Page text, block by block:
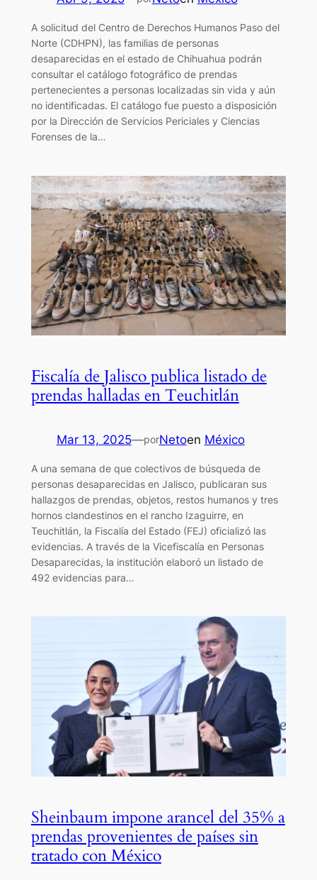
A solicitud del Centro de Derechos Humanos Paso del
Norte (CDHPN), las familias de personas
desaparecidas en el estado de Chihuahua podrán
consultar el catálogo fotográfico de prendas
pertenecientes a personas localizadas sin vida y aún
no identificadas. El catálogo fue puesto a disposición
por la Dirección de Servicios Periciales y Ciencias
Forenses de la…
Fiscalía de Jalisco publica listado de
prendas halladas en Teuchitlán
Mar 13, 2025—porNetoen México
A una semana de que colectivos de búsqueda de
personas desaparecidas en Jalisco, publicaran sus
hallazgos de prendas, objetos, restos humanos y tres
hornos clandestinos en el rancho Izaguirre, en
Teuchitlán, la Fiscalía del Estado (FEJ) oficializó las
evidencias. A través de la Vicefiscalía en Personas
Desaparecidas, la institución elaboró un listado de
492 evidencias para…
Sheinbaum impone arancel del 35% a
prendas provenientes de países sin
tratado con México